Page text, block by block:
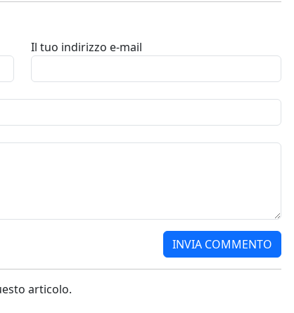
Il tuo indirizzo e-mail
articolo.